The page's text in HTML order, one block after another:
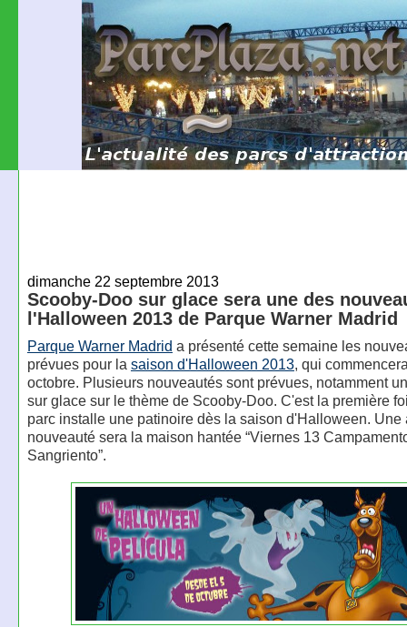
dimanche 22 septembre 2013
Scooby-Doo sur glace sera une des
l'Halloween 2013 de Parque Warner Madrid
Parque Warner Madrid a présenté cette semaine les
prévues pour la saison d'Halloween 2013, qui
octobre. Plusieurs nouveautés sont prévues, notamment
sur glace sur le thème de Scooby-Doo. C'est la première
parc installe une patinoire dès la saison d'Halloween. Une
nouveauté sera la maison hantée “Viernes 13
Sangriento”.